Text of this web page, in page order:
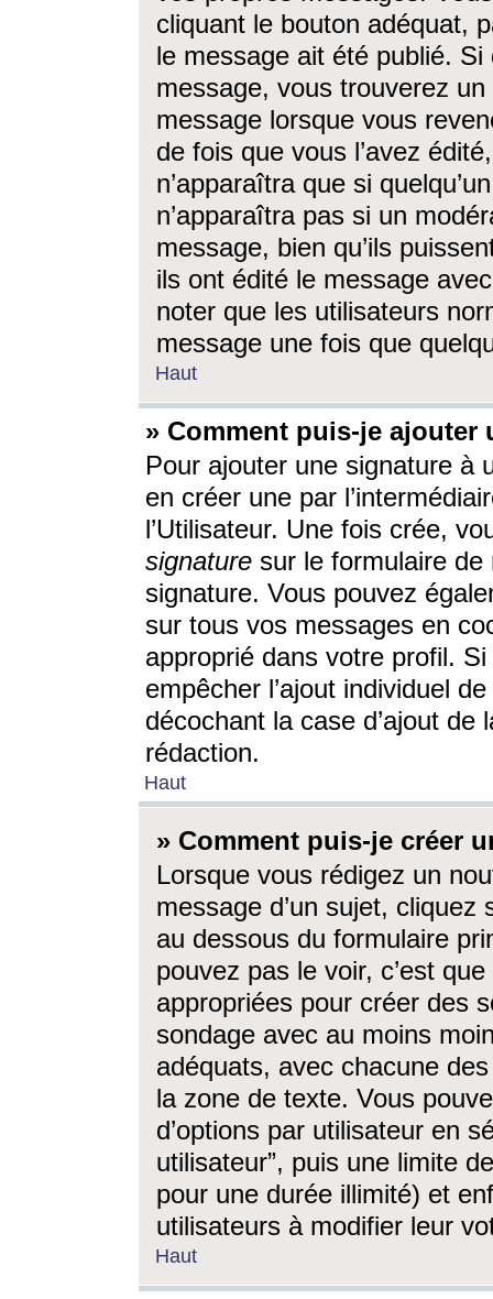
cliquant le bouton adéquat,
le message ait été publié. Si
message, vous trouverez
message lorsque vous
de fois que vous l’avez
n’apparaîtra que si
n’apparaîtra pas si un
message, bien qu’ils
ils ont édité le message
noter que les utilisateurs
message une fois que
Haut
» Comment puis-je ajouter
Pour ajouter une signature à
en créer une par
l’Utilisateur. Une fois crée,
signature sur le formulaire de
signature. Vous pouvez
sur tous vos messages en
approprié dans votre profil.
empêcher l’ajout individuel
décochant la case d’ajout
rédaction.
Haut
» Comment puis-je créer
Lorsque vous rédigez un
message d’un sujet, cliquez
au dessous du formulaire
pouvez pas le voir, c’est
appropriées pour créer des
sondage avec au moins
adéquats, avec chacune
la zone de texte. Vous
d’options par utilisateur en
utilisateur”, puis une limite
pour une durée illimité) et
utilisateurs à modifier leur
Haut